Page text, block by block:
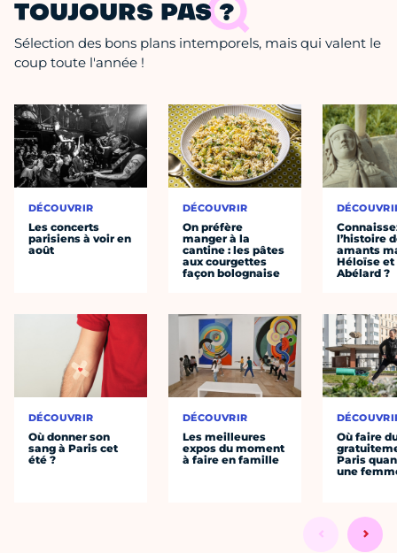
TOUJOURS PAS ?
Sélection des bons plans intemporels, mais qui valent le
coup toute l'année !
DÉCOUVRIR
Les concerts
parisiens à voir en
août
DÉCOUVRIR
Où donner son
sang à Paris cet
été ?
DÉCOUVRIR
On préfère
manger à la
cantine : les pâtes
aux courgettes
façon bolognaise
DÉCOUVRIR
Les meilleures
expos du moment
à faire en famille
l’histoire
amants
Héloïse et
Abélard ?
Où faire
Paris
une